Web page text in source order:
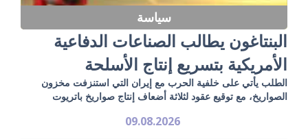
سياسة
البنتاغون يطالب الصناعات الدفاعية
الأمريكية بتسريع إنتاج الأسلحة
الطلب يأتي على خلفية الحرب مع إيران التي استنزفت مخزون
الصواريخ، مع توقيع عقود لثلاثة أضعاف إنتاج صواريخ باتريوت
09.08.2026